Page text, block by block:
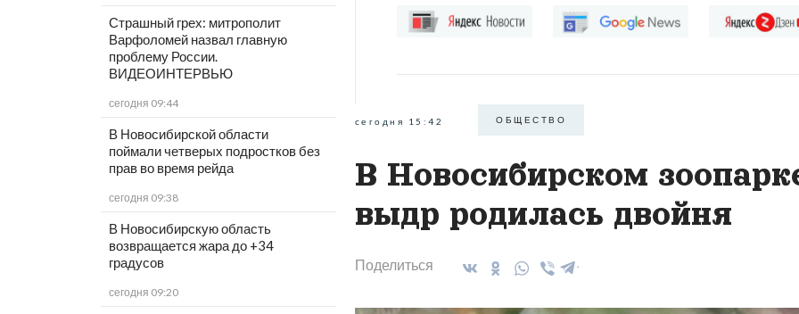
Страшный грех: митрополит
Варфоломей назвал главную
проблему России.
ВИДЕОИНТЕРВЬЮ
сегодня 09:44
В Новосибирской области
поймали четверых подростков без
прав во время рейда
сегодня 09:38
В Новосибирскую область
возвращается жара до +34
градусов
сегодня 09:20
сегодня 15:42 ОБЩЕСТВО
В Новосибирском
выдр родилась двойня
Поделиться